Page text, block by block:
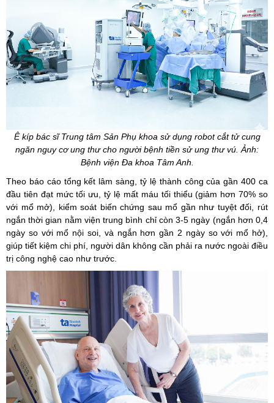
Ê kíp bác sĩ Trung tâm Sản Phụ khoa sử dụng robot cắt tử cung
ngăn nguy cơ ung thư cho người bệnh tiền sử ung thư vú. Ảnh:
Bệnh viện Đa khoa Tâm Anh.
Theo báo cáo tổng kết lâm sàng, tỷ lệ thành công của gần 400 ca
đầu tiên đạt mức tối ưu, tỷ lệ mất máu tối thiểu (giảm hơn 70% so
với mổ mở), kiểm soát biến chứng sau mổ gần như tuyệt đối, rút
ngắn thời gian nằm viện trung bình chỉ còn 3-5 ngày (ngắn hơn 0,4
ngày so với mổ nội soi, và ngắn hơn gần 2 ngày so với mổ hở),
giúp tiết kiệm chi phí, người dân không cần phải ra nước ngoài điều
trị công nghệ cao như trước.